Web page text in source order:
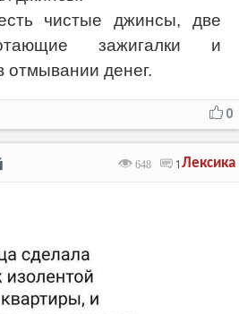
чистые джинсы, две
зажигалки и
денег.
0
Лексика
648 1